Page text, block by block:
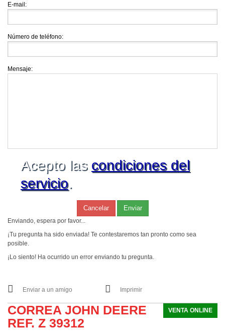
E-mail:
Número de teléfono:
Mensaje:
Acepto las condiciones del
servicio.
Cancelar Enviar
Enviando, espera por favor...
¡Tu pregunta ha sido enviada! Te contestaremos tan pronto como sea
posible.
¡Lo siento! Ha ocurrido un error enviando tu pregunta.
Enviar a un amigo Imprimir
VENTA ONLINE
CORREA JOHN DEERE
REF. Z 39312